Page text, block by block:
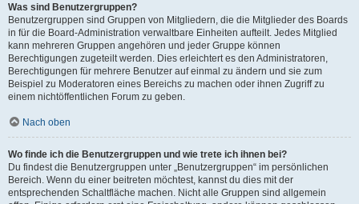
Was sind Benutzergruppen?
Benutzergruppen sind Gruppen von Mitgliedern, die die Mitglieder des Boards
in für die Board-Administration verwaltbare Einheiten aufteilt. Jedes Mitglied
kann mehreren Gruppen angehören und jeder Gruppe können
Berechtigungen zugeteilt werden. Dies erleichtert es den Administratoren,
Berechtigungen für mehrere Benutzer auf einmal zu ändern und sie zum
Beispiel zu Moderatoren eines Bereichs zu machen oder ihnen Zugriff zu
einem nichtöffentlichen Forum zu geben.
Nach oben
Wo finde ich die Benutzergruppen und wie trete ich ihnen bei?
Du findest die Benutzergruppen unter „Benutzergruppen“ im persönlichen
Bereich. Wenn du einer beitreten möchtest, kannst du dies mit der
entsprechenden Schaltfläche machen. Nicht alle Gruppen sind allgemein